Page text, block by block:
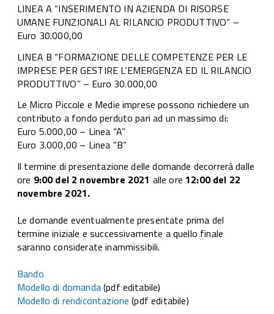
LINEA A “INSERIMENTO IN AZIENDA DI RISORSE
UMANE FUNZIONALI AL RILANCIO PRODUTTIVO” –
Euro 30.000,00
LINEA B “FORMAZIONE DELLE COMPETENZE PER LE
IMPRESE PER GESTIRE L’EMERGENZA ED IL RILANCIO
PRODUTTIVO” – Euro 30.000,00
Le Micro Piccole e Medie imprese possono richiedere un
contributo a fondo perduto pari ad un massimo di:
Euro 5.000,00 – Linea “A”
Euro 3.000,00 – Linea “B”
Il termine di presentazione delle domande decorrerà dalle
ore 9:00del 2 novembre 2021 alle ore12:00 del 22
novembre 2021.
Le domande eventualmente presentate prima del
termine iniziale e successivamente a quello finale
saranno considerate inammissibili.
Bando
Modello di domanda(pdf editabile)
Modello di rendicontazione (pdf editabile)